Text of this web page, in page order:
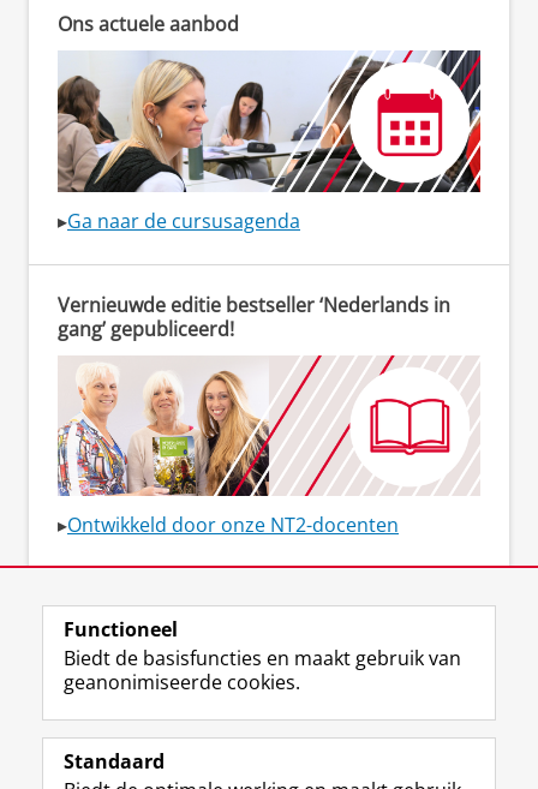
Ons actuele aanbod
▸Ga naar de cursusagenda
Vernieuwde editie bestseller ‘Nederlands in
gang’ gepubliceerd!
▸Ontwikkeld door onze NT2-docenten
Blijf op de hoogte
▸Meld je aan voor de
nieuwsbrief
Volg ons op
Functioneel
Biedt de basisfuncties en maakt gebruik van
geanonimiseerde cookies.
Standaard